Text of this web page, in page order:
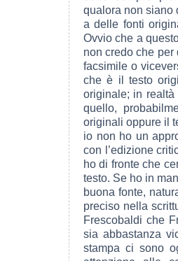
qualora non siano
a delle fonti
Ovvio che a
non credo che per
facsimile o
che è il testo
originale; in
quello,
originali oppure il
io non ho un
con l’edizione
ho di fronte che
testo. Se ho in
buona fonte,
preciso nella
Frescobaldi che
sia abbastanza
stampa ci sono